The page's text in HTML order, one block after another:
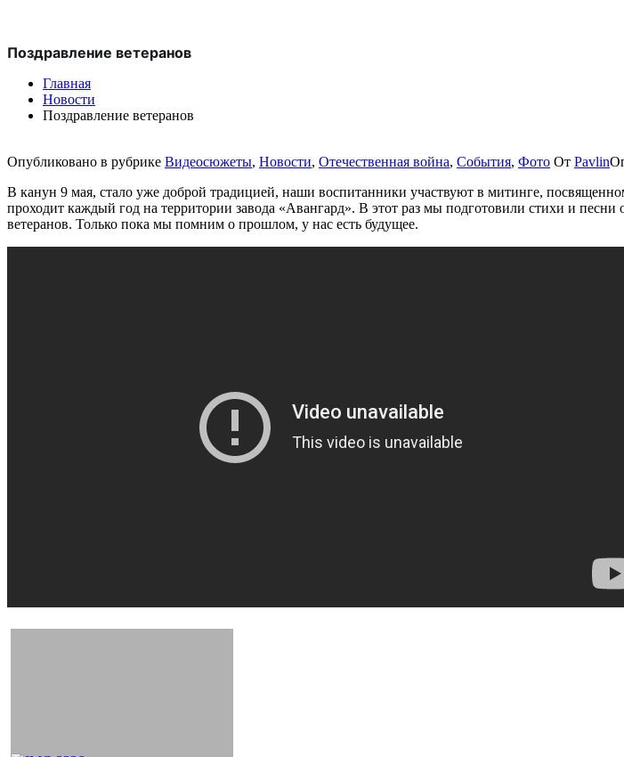
Поздравление ветеранов
Главная
Новости
Поздравление ветеранов
Опубликовано в рубрике Видеосюжеты, Новости, Отечественная война, События, Фото От Pavlin
В канун 9 мая, стало уже доброй традицией, наши воспитанники участвуют в митинге,
проходит каждый год на территории завода «Авангард». В этот раз мы подготовили стихи и
ветеранов. Только пока мы помним о прошлом, у нас есть будущее.